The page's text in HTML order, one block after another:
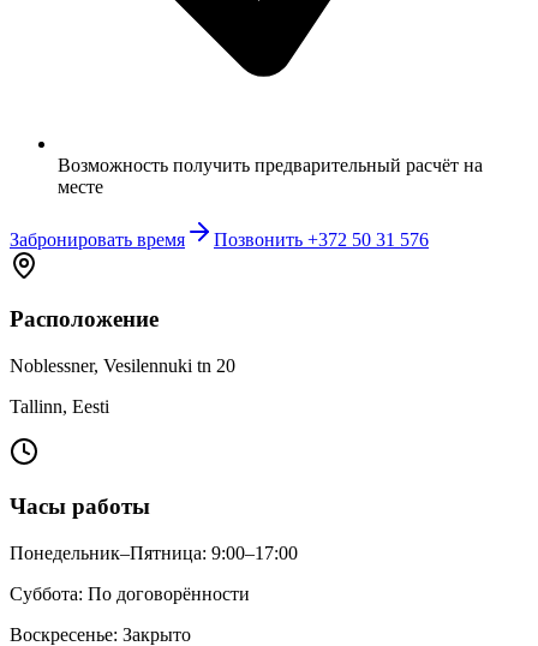
Возможность получить предварительный расчёт на
месте
Забронировать время Позвонить +372 50 31 576
Расположение
Noblessner, Vesilennuki tn 20
Tallinn, Eesti
Часы работы
Понедельник–Пятница: 9:00–17:00
Суббота: По договорённости
Воскресенье: Закрыто